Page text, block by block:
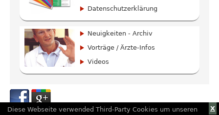
Datenschutzerklärung
Neuigkeiten - Archiv
Vorträge / Ärzte-Infos
Videos
Diese Webseite verwended Third-Party Cookies um unseren X